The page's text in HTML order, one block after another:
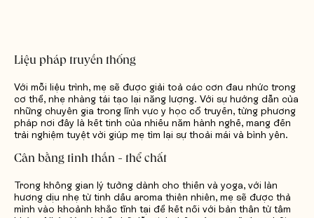
Liệu pháp truyền thống
Với mỗi liệu trình, mẹ sẽ được giải toả các cơn đau nhức trong
cơ thể, nhẹ nhàng tái tạo lại năng lượng. Với sự hướng dẫn của
những chuyên gia trong lĩnh vực y học cổ truyền, từng phương
pháp nơi đây là kết tinh của nhiều năm hành nghề, mang đến
trải nghiệm tuyệt vời giúp mẹ tìm lại sự thoải mái và bình yên.
Cân bằng tinh thần - thể chất
Trong không gian lý tưởng dành cho thiền và yoga, với làn
hương dịu nhẹ từ tinh dầu aroma thiên nhiên, mẹ sẽ được thả
mình vào khoảnh khắc tĩnh tại để kết nối với bản thân từ tâm